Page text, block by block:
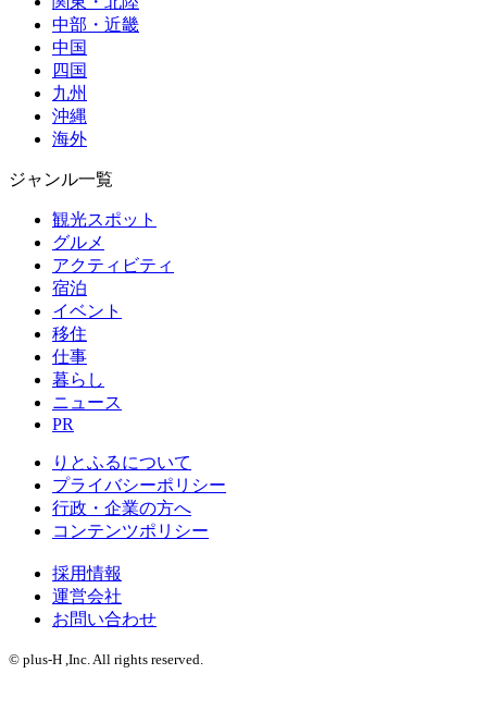
中部・近畿
中国
四国
九州
沖縄
海外
ジャンル一覧
観光スポット
グルメ
アクティビティ
宿泊
イベント
移住
仕事
暮らし
ニュース
PR
りとふるについて
プライバシーポリシー
行政・企業の方へ
コンテンツポリシー
採用情報
運営会社
お問い合わせ
© plus-H ,Inc. All rights reserved.